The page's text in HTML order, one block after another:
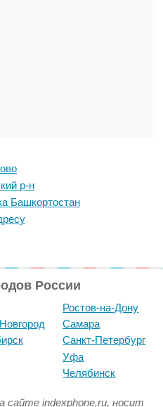
р-н
Башкортостан
России
Ростов-на-Дону
Самара
Санкт-Петербург
Уфа
Челябинск
сайте indexphone.ru, носит